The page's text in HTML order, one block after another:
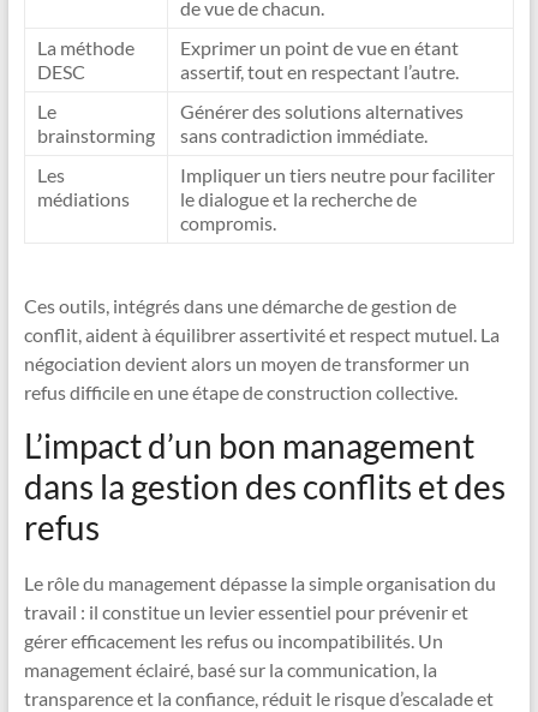
de vue de chacun.
La méthode
DESC
Exprimer un point de vue en étant
assertif, tout en respectant l’autre.
Le
brainstorming
Générer des solutions alternatives
sans contradiction immédiate.
Les
médiations
Impliquer un tiers neutre pour faciliter
le dialogue et la recherche de
compromis.
Ces outils, intégrés dans une démarche de gestion de
conflit, aident à équilibrer assertivité et respect mutuel. La
négociation devient alors un moyen de transformer un
refus difficile en une étape de construction collective.
L’impact d’un bon management
dans la gestion des conflits et des
refus
Le rôle du management dépasse la simple organisation du
travail : il constitue un levier essentiel pour prévenir et
gérer efficacement les refus ou incompatibilités. Un
management éclairé, basé sur la communication, la
transparence et la confiance, réduit le risque d’escalade et